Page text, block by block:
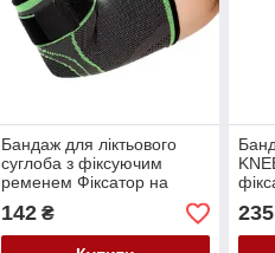
Бандаж для ліктьового
суглоба з фіксуючим
ременем Фіксатор на
лікоть
142₴ 235